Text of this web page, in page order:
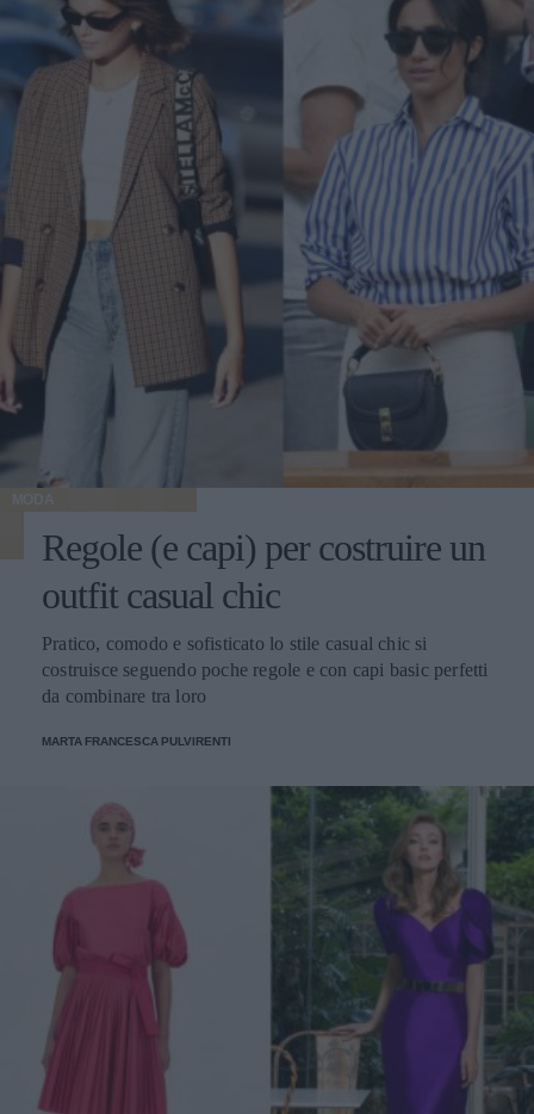
MODA
Regole (e capi) per costruire un
outfit casual chic
Pratico, comodo e sofisticato lo stile casual chic si
costruisce seguendo poche regole e con capi basic perfetti
da combinare tra loro
MARTA FRANCESCA PULVIRENTI